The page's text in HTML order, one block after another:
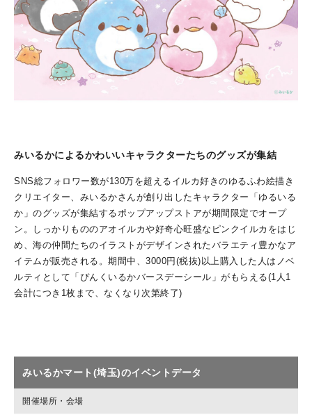
みいるかによるかわいいキャラクターたちのグッズが集結
SNS総フォロワー数が130万を超えるイルカ好きのゆるふわ絵描き
クリエイター、みいるかさんが創り出したキャラクター「ゆるいる
か」のグッズが集結するポップアップストアが期間限定でオープ
ン。しっかりもののアオイルカや好奇心旺盛なピンクイルカをはじ
め、海の仲間たちのイラストがデザインされたバラエティ豊かなア
イテムが販売される。期間中、3000円(税抜)以上購入した人はノベ
ルティとして「ぴんくいるかバースデーシール」がもらえる(1人1
会計につき1枚まで、なくなり次第終了)
みいるかマート(埼玉)のイベントデータ
開催場所・会場